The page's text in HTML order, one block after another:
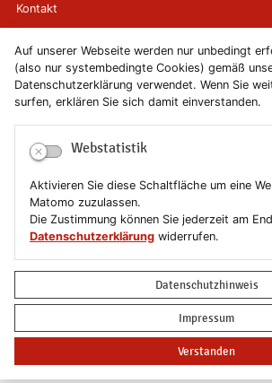
Auf unserer Webseite werden nur unbedingt
(also nur systembedingte Cookies) gemäß
Datenschutzerklärung verwendet. Wenn Sie
surfen, erklären Sie sich damit einverstanden.
Webstatistik
Aktivieren Sie diese Schaltfläche um eine
Matomo zuzulassen.
Die Zustimmung können Sie jederzeit am
Datenschutzerklärung widerrufen.
Datenschutzhinweis
Impressum
Verstanden
Kontakt
Newsletter
Newsletterabmeldung
Impressum
Erklärung zur Barrierefreiheit
Copyright © 2019-2026 Stadt